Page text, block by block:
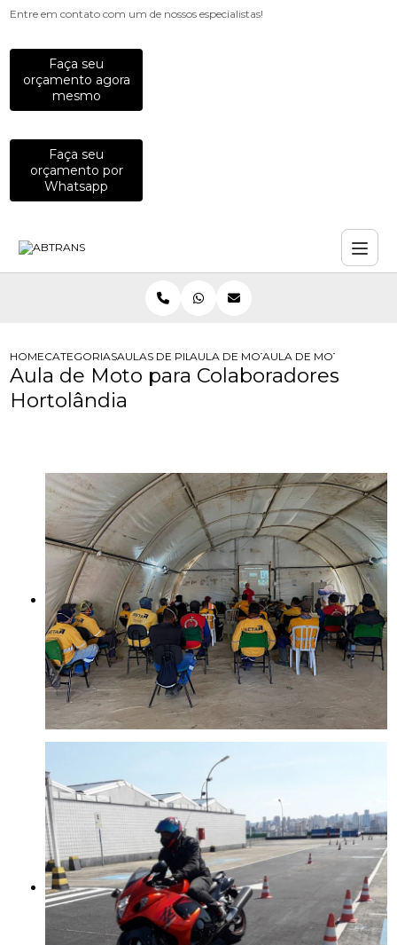
Entre em contato com um de nossos especialistas!
Faça seu
orçamento agora
mesmo
Faça seu
orçamento por
Whatsapp
HOMECATEGORIASAULAS DE PILOTAGEM PARA EMPRESAS
AULA DE MOTO PARAAULA DE MOTO PARA
Aula de Moto para Colaboradores
Hortolândia